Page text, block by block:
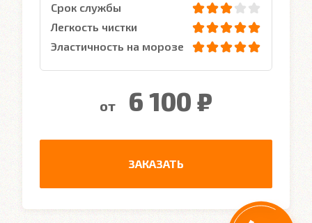
Срок службы
Легкость чистки
Эластичность на морозе
от 6 100 ₽
ЗАКАЗАТЬ